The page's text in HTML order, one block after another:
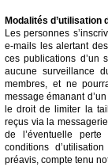
Modalités d’utilisation
Les personnes
e-mails les alertant
ces publications d’un
aucune surveillance
membres, et ne
message émanant
le droit de limiter la
reçus via la
de l’éventuelle perte
conditions
préavis, compte tenu